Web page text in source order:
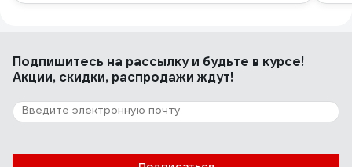
Подпишитесь на рассылкуи будьте в курсе!
Акции, скидки, распродажи ждут!